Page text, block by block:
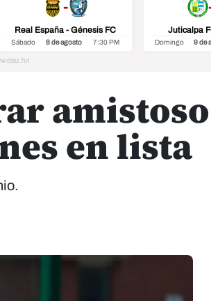
-
Real España - Génesis FC
Sábado 8 de agosto 7:30 PM
Juticalpa
Domingo 9 de
en lista